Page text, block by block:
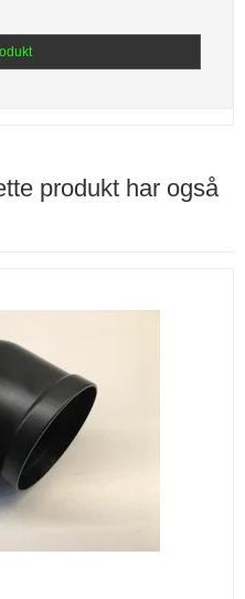
produkt har også